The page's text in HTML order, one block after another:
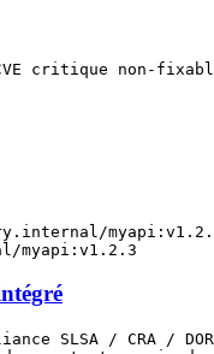
critique non-
myapi:v1.2.3
SLSA / CRA /